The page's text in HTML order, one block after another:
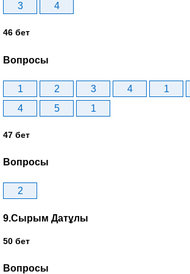
3 4
46 бет
Вопросы
1 2 3 4 1
4
5 1
47 бет
Вопросы
2
9.Сырым Датұлы
50 бет
Вопросы